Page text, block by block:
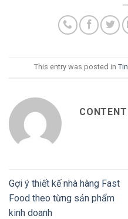
This entry was posted in
Gợi ý thiết kế nhà hàng Fast
Food theo từng sản phẩm
kinh doanh